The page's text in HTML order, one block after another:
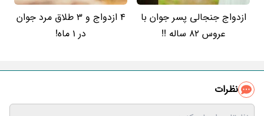
ازدواج جنجالی پسر جوان با
عروس 82 ساله !!
4 ازدواج و 3 طلاق مرد جوان
در 1 ماه!
نظرات